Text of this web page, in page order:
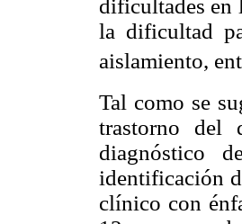
dificultades en
la dificultad
aislamiento,
Tal como se
trastorno del
diagnóstico
identificación
clínico con